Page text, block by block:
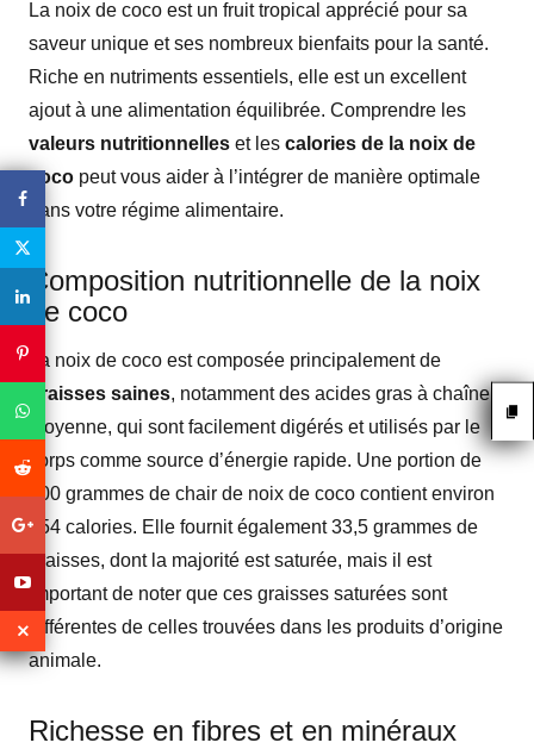
La noix de coco est un fruit tropical apprécié pour sa
saveur unique et ses nombreux bienfaits pour la santé.
Riche en nutriments essentiels, elle est un excellent
ajout à une alimentation équilibrée. Comprendre les
valeurs nutritionnelles et les calories de la noix de
coco peut vous aider à l’intégrer de manière optimale
dans votre régime alimentaire.
Composition nutritionnelle de la noix
de coco
La noix de coco est composée principalement de
graisses saines, notamment des acides gras à chaîne
moyenne, qui sont facilement digérés et utilisés par le
corps comme source d’énergie rapide. Une portion de
100 grammes de chair de noix de coco contient environ
354 calories. Elle fournit également 33,5 grammes de
graisses, dont la majorité est saturée, mais il est
important de noter que ces graisses saturées sont
différentes de celles trouvées dans les produits d’origine
animale.
Richesse en fibres et en minéraux